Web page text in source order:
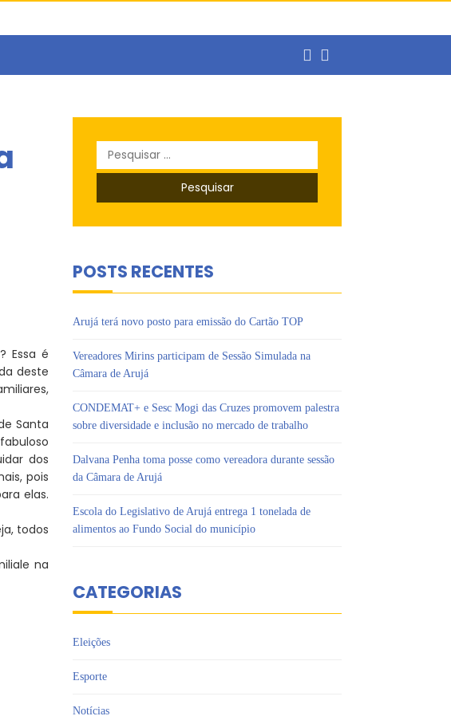
Social do município
no Parque dos Ipês
Essa é
deste
Santa
dos
pois
elas.
todos
na
Pesquisar
por:
POSTS RECENTES
Arujá terá novo posto para emissão do Cartão TOP
Vereadores Mirins participam de Sessão Simulada na
Câmara de Arujá
CONDEMAT+ e Sesc Mogi das Cruzes promovem palestra
sobre diversidade e inclusão no mercado de trabalho
Dalvana Penha toma posse como vereadora durante sessão
da Câmara de Arujá
Escola do Legislativo de Arujá entrega 1 tonelada de
alimentos ao Fundo Social do município
CATEGORIAS
Eleições
Esporte
Notícias